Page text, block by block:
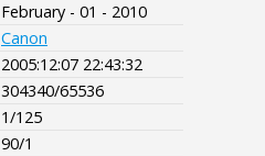
February - 01 - 2010
Canon
2005:12:07 22:43:32
304340/65536
1/125
90/1